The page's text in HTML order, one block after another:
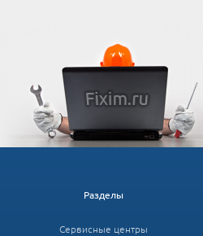
Разделы
Сервисные центры